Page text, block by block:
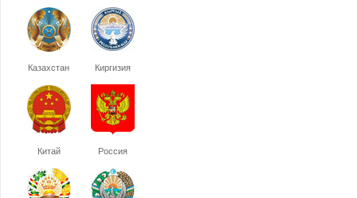
Казахстан Киргизия
Китай Россия